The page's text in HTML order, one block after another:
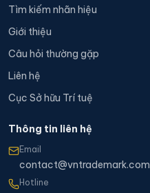
Tìm kiếm nhãn hiệu
Giới thiệu
Câu hỏi thường gặp
Liên hệ
Cục Sở hữu Trí tuệ
Thông tin liên hệ
Email
contact@vntrademark.com
Hotline